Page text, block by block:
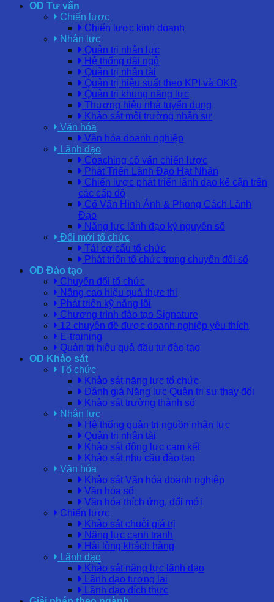
OD Tư vấn
Chiến lược
Chiến lược kinh doanh
Nhân lực
Quản trị nhân lực
Hệ thống đãi ngộ
Quản trị nhân tài
Quản trị hiệu suất theo KPI và OKR
Quản trị khung năng lực
Thương hiệu nhà tuyển dụng
Khảo sát môi trường nhân sự
Văn hóa
Văn hóa doanh nghiệp
Lãnh đạo
Coaching cố vấn chiến lược
Phát Triển Lãnh Đạo Hạt Nhân
Chiến lược phát triển lãnh đạo kế cận trên
các cấp độ
Cố Vấn Hình Ảnh & Phong Cách Lãnh
Đạo
Năng lực lãnh đạo kỷ nguyên số
Đổi mới tổ chức
Tái cơ cấu tổ chức
Phát triển tổ chức trong chuyển đổi số
OD Đào tạo
Chuyển đổi tổ chức
Nâng cao hiệu quả thực thi
Phát triển kỹ năng lõi
Chương trình đào tạo Signature
12 chuyên đề được doanh nghiệp yêu thích
E-training
Quản trị hiệu quả đầu tư đào tạo
OD Khảo sát
Tổ chức
Khảo sát năng lực tổ chức
Đánh giá Năng lực Quản trị sự thay đổi
Khảo sát trưởng thành số
Nhân lực
Hệ thống quản trị nguồn nhân lực
Quản trị nhân tài
Khảo sát động lực cam kết
Khảo sát nhu cầu đào tạo
Văn hóa
Khảo sát Văn hóa doanh nghiệp
Văn hóa số
Văn hóa thích ứng, đổi mới
Chiến lược
Khảo sát chuỗi giá trị
Năng lực cạnh tranh
Hài lòng khách hàng
Lãnh đạo
Khảo sát năng lực lãnh đạo
Lãnh đạo tương lai
Lãnh đạo đích thực